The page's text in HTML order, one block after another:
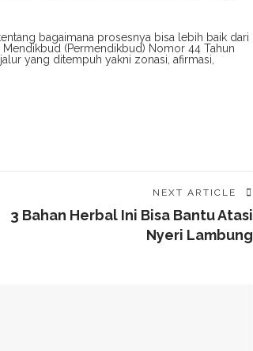
bagaimana prosesnya bisa lebih baik dari
(Permendikbud) Nomor 44 Tahun
yang ditempuh yakni zonasi, afirmasi,
NEXT ARTICLE
3 Bahan Herbal Ini Bisa Bantu Atasi
Nyeri Lambung